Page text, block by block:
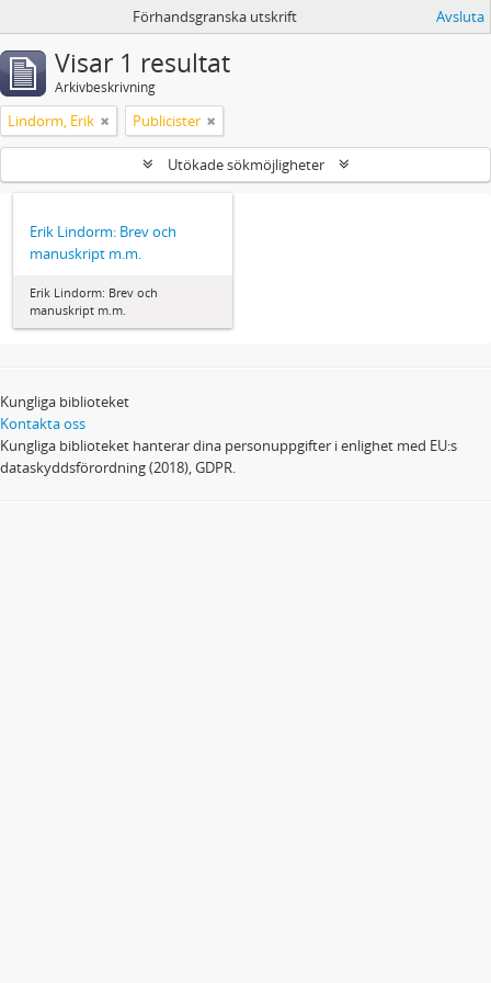
Förhandsgranska utskrift Avsluta
Visar 1 resultat
Arkivbeskrivning
Lindorm, Erik Publicister
Utökade sökmöjligheter
Erik Lindorm: Brev och
manuskript m.m.
Erik Lindorm: Brev och
manuskript m.m.
Kungliga biblioteket
Kontakta oss
Kungliga biblioteket hanterar dina personuppgifter i enlighet med EU:s
dataskyddsförordning (2018), GDPR.